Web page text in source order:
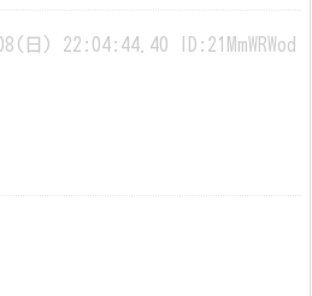
日) 22:04:44.40 ID:21MmWRWod